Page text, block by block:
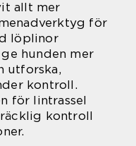
allt mer
för
löplinor
hunden mer
utforska,
kontroll.
för lintrassel
kontroll